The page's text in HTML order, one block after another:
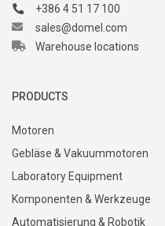
+386 4 51 17 100
sales@domel.com
Warehouse locations
PRODUCTS
Motoren
Gebläse & Vakuummotoren
Laboratory Equipment
Komponenten & Werkzeuge
Automatisierung & Robotik